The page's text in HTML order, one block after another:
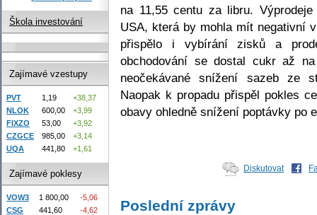
na 11,55 centu za libru.
USA, která by mohla mít negativní
přispělo i vybírání zisků a
obchodování se dostal cukr až
neočekávané snížení sazeb ze
Naopak k propadu přispěl pokles
obavy ohledně snížení poptávky po
Diskutovat
Poslední zprávy
Škola investování
Zajímavé vzestupy
PVT 1,19
+38,37
NLOK
600,00
+3,99
FIXZO
53,00
+3,92
CZGCE
985,00
+3,14
UQA
441,80 +1,61
Zajímavé poklesy
VOW3 1 800,00
-5,06
CSG
441,60
-4,62